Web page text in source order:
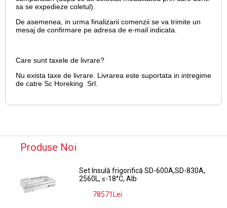
sa se expedieze coletul).
De asemenea, in urma finalizarii comenzii se va trimite un
mesaj de confirmare pe adresa de e-mail indicata.
Care sunt taxele de livrare?
Nu exista taxe de livrare. Livrarea este suportata in intregime
de catre Sc Horeking Srl.
Produse Noi
Set Insulă frigorifică SD-600A,SD-830A,
2560L, ≤-18°C, Alb
78571Lei